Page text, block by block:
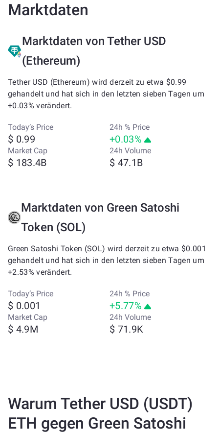
Marktdaten
Marktdaten von Tether USD
(Ethereum)
Tether USD (Ethereum) wird derzeit zu etwa $0.99
gehandelt und hat sich in den letzten sieben Tagen um
+0.03% verändert.
Today’s Price
$ 0.99
24h % Price
+0.03%
Market Cap
$ 183.4B
24h Volume
$ 47.1B
Marktdaten von Green Satoshi
Token (SOL)
Green Satoshi Token (SOL) wird derzeit zu etwa $0.001
gehandelt und hat sich in den letzten sieben Tagen um
+2.53% verändert.
Today’s Price
$ 0.001
24h % Price
+5.77%
Market Cap
$ 4.9M
24h Volume
$ 71.9K
Warum Tether USD (USDT)
ETH gegen Green Satoshi